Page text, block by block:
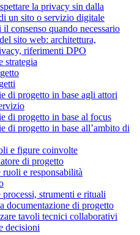
la privacy sin dalla
un sito o servizio digitale
consenso quando necessario
sito web: architettura,
riferimenti DPO
strategia
di progetto in base agli attori
di progetto in base al focus
di progetto in base all’ambito di
e figure coinvolte
di progetto
e responsabilità
strumenti e rituali
documentazione di progetto
tavoli tecnici collaborativi
decisioni